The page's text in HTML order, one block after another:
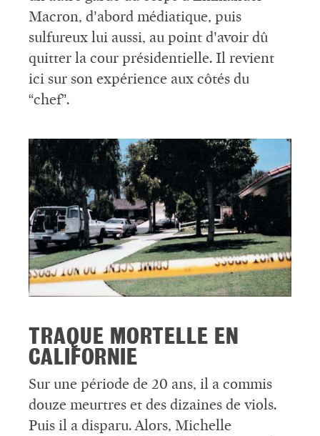
Macron, d’abord médiatique, puis
sulfureux lui aussi, au point d’avoir dû
quitter la cour présidentielle. Il revient
ici sur son expérience aux côtés du
“chef”.
TRAQUE MORTELLE EN
CALIFORNIE
Sur une période de 20 ans, il a commis
douze meurtres et des dizaines de viols.
Puis il a disparu. Alors, Michelle